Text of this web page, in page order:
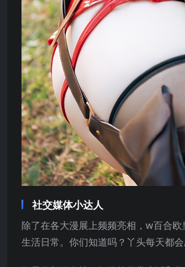
社交媒体小达人
除了在各大漫展上频频亮相，w百合
生活日常。你们知道吗？丫头每天都